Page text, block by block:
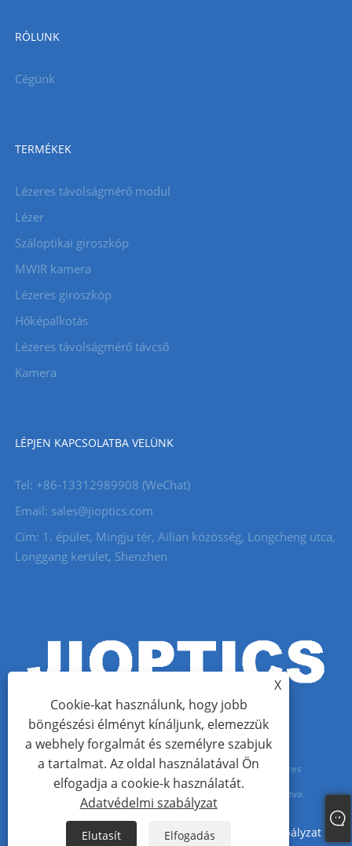
RÓLUNK
Cégünk
TERMÉKEK
Lézeres távolságmérő modul
Lézer
Száloptikai giroszkóp
MWIR kamera
Lézeres giroszkóp
Hőképalkotás
Lézeres távolságmérő távcső
Kamera
LÉPJEN KAPCSOLATBA VELÜNK
Tel: +86-13312989908 (WeChat)
Email: sales@jioptics.com
Cím: 1. épület, Mingju tér, Ailian közösség, Longcheng utca,
Longgang kerület, Shenzhen
Copyright © 2022 Shenzhen Jioptics Technology Co., Ltd. - Lézeres
távolságmérő modul, zoom MWIR kamera - Minden jog fenntartva.
Sitemap XML Adatvédelmi szabályzat
X
Cookie-kat használunk, hogy jobb
böngészési élményt kínáljunk, elemezzük
a webhely forgalmát és személyre szabjuk
a tartalmat. Az oldal használatával Ön
elfogadja a cookie-k használatát.
Adatvédelmi szabályzat
Elutasít Elfogadás